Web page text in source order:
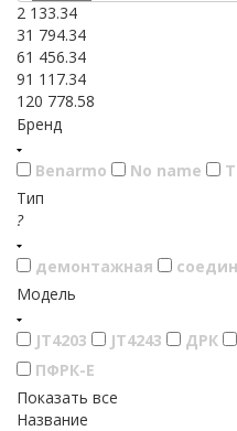
2 133.34
31 794.34
61 456.34
91 117.34
120 778.58
Бренд
Benarmo No name
Тип
?
демонтажная
Модель
JT4203 JT4243 ДРК
ПФРК-Е
Показать все
Название